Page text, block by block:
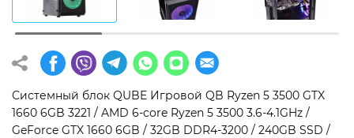
Операционная система
Windows 11 Home
Windows 11 Pro
Без ОС
Тип накопителя
SSD
HDD
SSD + HDD
Системный блок QUBE Игровой QB Ryzen 5 3500 GTX
1660 6GB 3221 / AMD 6-core Ryzen 5 3500 3.6-4.1GHz /
GeForce GTX 1660 6GB / 32GB DDR4-3200 / 240GB SSD /